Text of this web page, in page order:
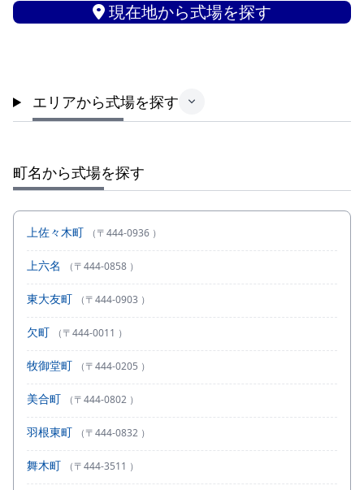
現在地から式場を探す
エリアから式場を探す
町名から式場を探す
上佐々木町 （〒444-0936 ）
上六名 （〒444-0858 ）
東大友町 （〒444-0903 ）
欠町 （〒444-0011 ）
牧御堂町 （〒444-0205 ）
美合町 （〒444-0802 ）
羽根東町 （〒444-0832 ）
舞木町 （〒444-3511 ）